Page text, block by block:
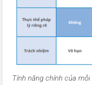
Tính năng chính của